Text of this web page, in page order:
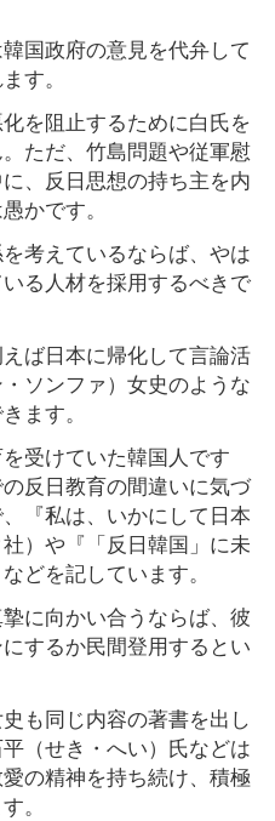
国政府の意見を代弁して
す。
を阻止するために白氏を
ただ、竹島問題や従軍慰
、反日思想の持ち主を内
かです。
考えているならば、やは
る人材を採用するべきで
ば日本に帰化して言論活
ソンファ）女史のような
ます。
受けていた韓国人です
反日教育の間違いに気づ
『私は、いかにして日本
）や『「反日韓国」に未
どを記しています。
に向かい合うならば、彼
するか民間登用するとい
も同じ内容の著書を出し
（せき・へい）氏などは
の精神を持ち続け、積極
。